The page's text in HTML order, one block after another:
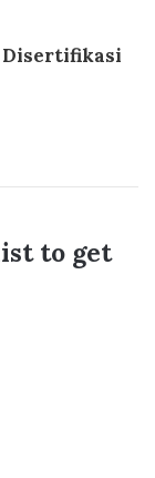
Disertifikasi
to get